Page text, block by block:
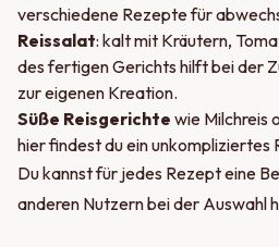
verschiedene Rezepte für
Reissalat: kalt mit Kräutern,
des fertigen Gerichts hilft bei der
zur eigenen Kreation.
Süße Reisgerichte wie Milchreis
hier findest du ein unkompliziertes
Du kannst für jedes Rezept eine
anderen Nutzern bei der Auswahl